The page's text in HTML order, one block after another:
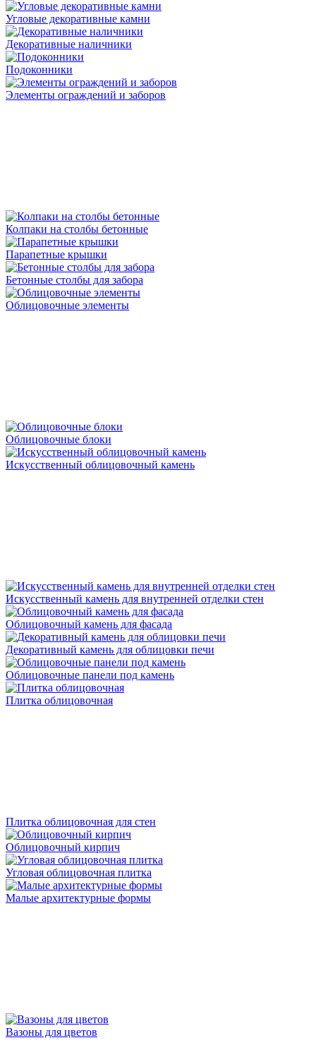
Угловые декоративные камни
Декоративные наличники
Подоконники
Элементы ограждений и заборов
Колпаки на столбы бетонные
Парапетные крышки
Бетонные столбы для забора
Облицовочные элементы
Облицовочные блоки
Искусственный облицовочный камень
Искусственный камень для внутренней отделки стен
Облицовочный камень для фасада
Декоративный камень для облицовки печи
Облицовочные панели под камень
Плитка облицовочная
Плитка облицовочная для стен
Облицовочный кирпич
Угловая облицовочная плитка
Малые архитектурные формы
Вазоны для цветов